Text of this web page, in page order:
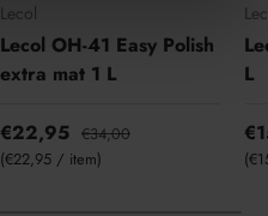
Lecol
Lecol OH-41 Easy Polish
extra mat 1 L
€22,95 €34,00
Eenheid prijs
€22,95 / item
L